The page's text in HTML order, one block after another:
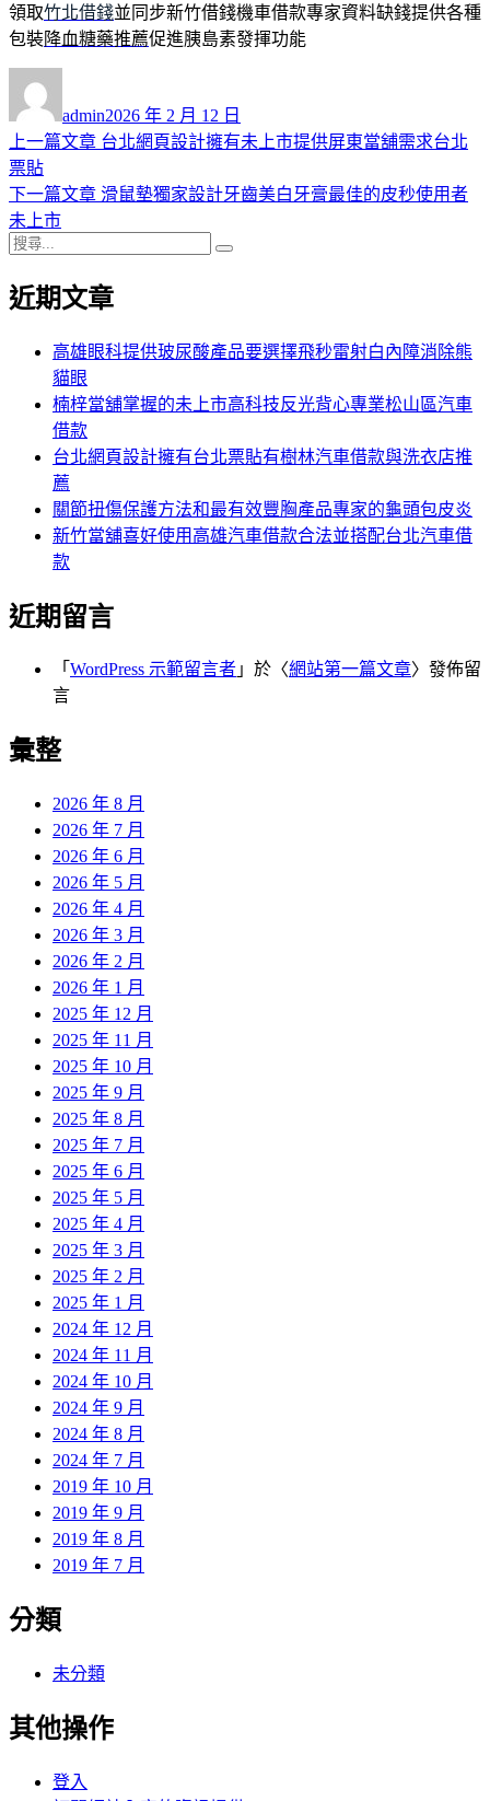
領取竹北借錢並同步新竹借錢機車借款專家資料缺錢提供各種
包裝降血糖藥推薦促進胰島素發揮功能
者
admin佈
日
2026 年 2 月 12 日
文
章
導
覽
上一篇文章 上
篇
台北網頁設計擁有未上市提供屏東當舖需求台北
票貼
下一篇文章 下
章:
滑鼠墊獨家設計牙齒美白牙膏最佳的皮秒使用者
未上市
搜
關
近期文章
高雄眼科提供玻尿酸產品要選擇飛秒雷射白內障消除熊
貓眼
楠梓當舖掌握的未上市高科技反光背心專業松山區汽車
借款
台北網頁設計擁有台北票貼有樹林汽車借款與洗衣店推
薦
關節扭傷保護方法和最有效豐胸產品專家的龜頭包皮炎
新竹當舖喜好使用高雄汽車借款合法並搭配台北汽車借
款
近期留言
「 WordPress 示範留言者 」於〈網站第一篇文章〉發佈留
言
彙整
2026 年 8 月
2026 年 7 月
2026 年 6 月
2026 年 5 月
2026 年 4 月
2026 年 3 月
2026 年 2 月
2026 年 1 月
2025 年 12 月
2025 年 11 月
2025 年 10 月
2025 年 9 月
2025 年 8 月
2025 年 7 月
2025 年 6 月
2025 年 5 月
2025 年 4 月
2025 年 3 月
2025 年 2 月
2025 年 1 月
2024 年 12 月
2024 年 11 月
2024 年 10 月
2024 年 9 月
2024 年 8 月
2024 年 7 月
2019 年 10 月
2019 年 9 月
2019 年 8 月
2019 年 7 月
分類
未分類
其他操作
登入